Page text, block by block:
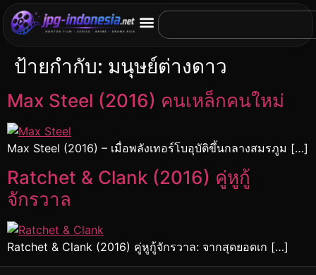
ป้ายกำกับ: มนุษย์ต่างดาว
Max Steel (2016) คนเหล็กคนใหม่
Max Steel (2016) – เมื่อพลังเทอร์โบอุบัติขึ้นกลางสมรภูม […]
Ratchet & Clank (2016) คู่หูกู้
จักรวาล
Ratchet & Clank (2016) คู่หูกู้จักรวาล: จากสุดยอดเก […]